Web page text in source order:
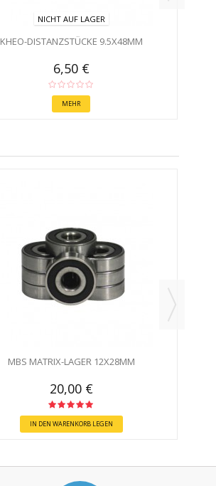
NICHT AUF LAGER
KHEO-DISTANZSTÜCKE 9.5X48MM
6,50 €
MEHR
MBS MATRIX-LAGER 12X28MM
20,00 €
IN DEN WARENKORB LEGEN